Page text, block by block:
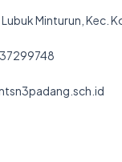
Lubuk Minturun, Kec.